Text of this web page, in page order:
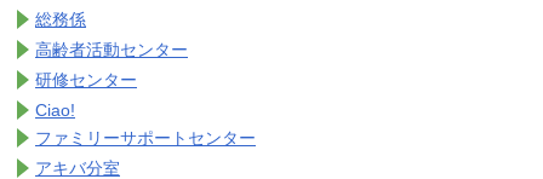
総務係
高齢者活動センター
研修センター
Ciao!
ファミリーサポートセンター
アキバ分室